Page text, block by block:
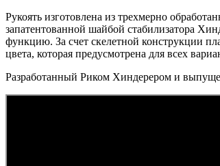
Рукоять изготовлена из трехмерно
запатентованной шайбой стабилизатора
функцию. За счет скелетной конструкции
цвета, которая предусмотрена для всех
Разработанный Риком Хиндерером и